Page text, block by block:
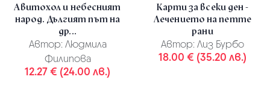
Авитохол и небесният
народ. Дългият път на
др...
Автор: Людмила
Филипова
12.27 € (24.00 лв.)
Карти за всеки ден -
Лечението на петте
рани
Автор: Лиз Бурбо
18.00 € (35.20 лв.)